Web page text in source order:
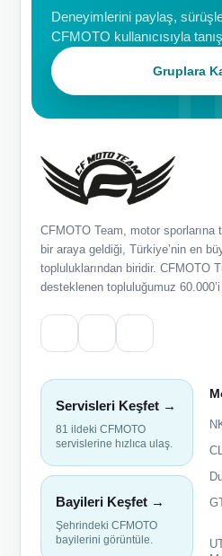
Deneyimlerini paylaş,
CFMOTO kullanıcısıyla
Gruplara
CFMOTO Team, motor
bir araya geldiği, Türkiye’nin en
topluluklarından biridir. CFMOTO
desteklenen topluluğumuz
Servisleri Keşfet →
81 ildeki CFMOTO
servislerine hızlıca ulaş.
Bayileri Keşfet →
Şehrindeki CFMOTO
bayilerini görüntüle.